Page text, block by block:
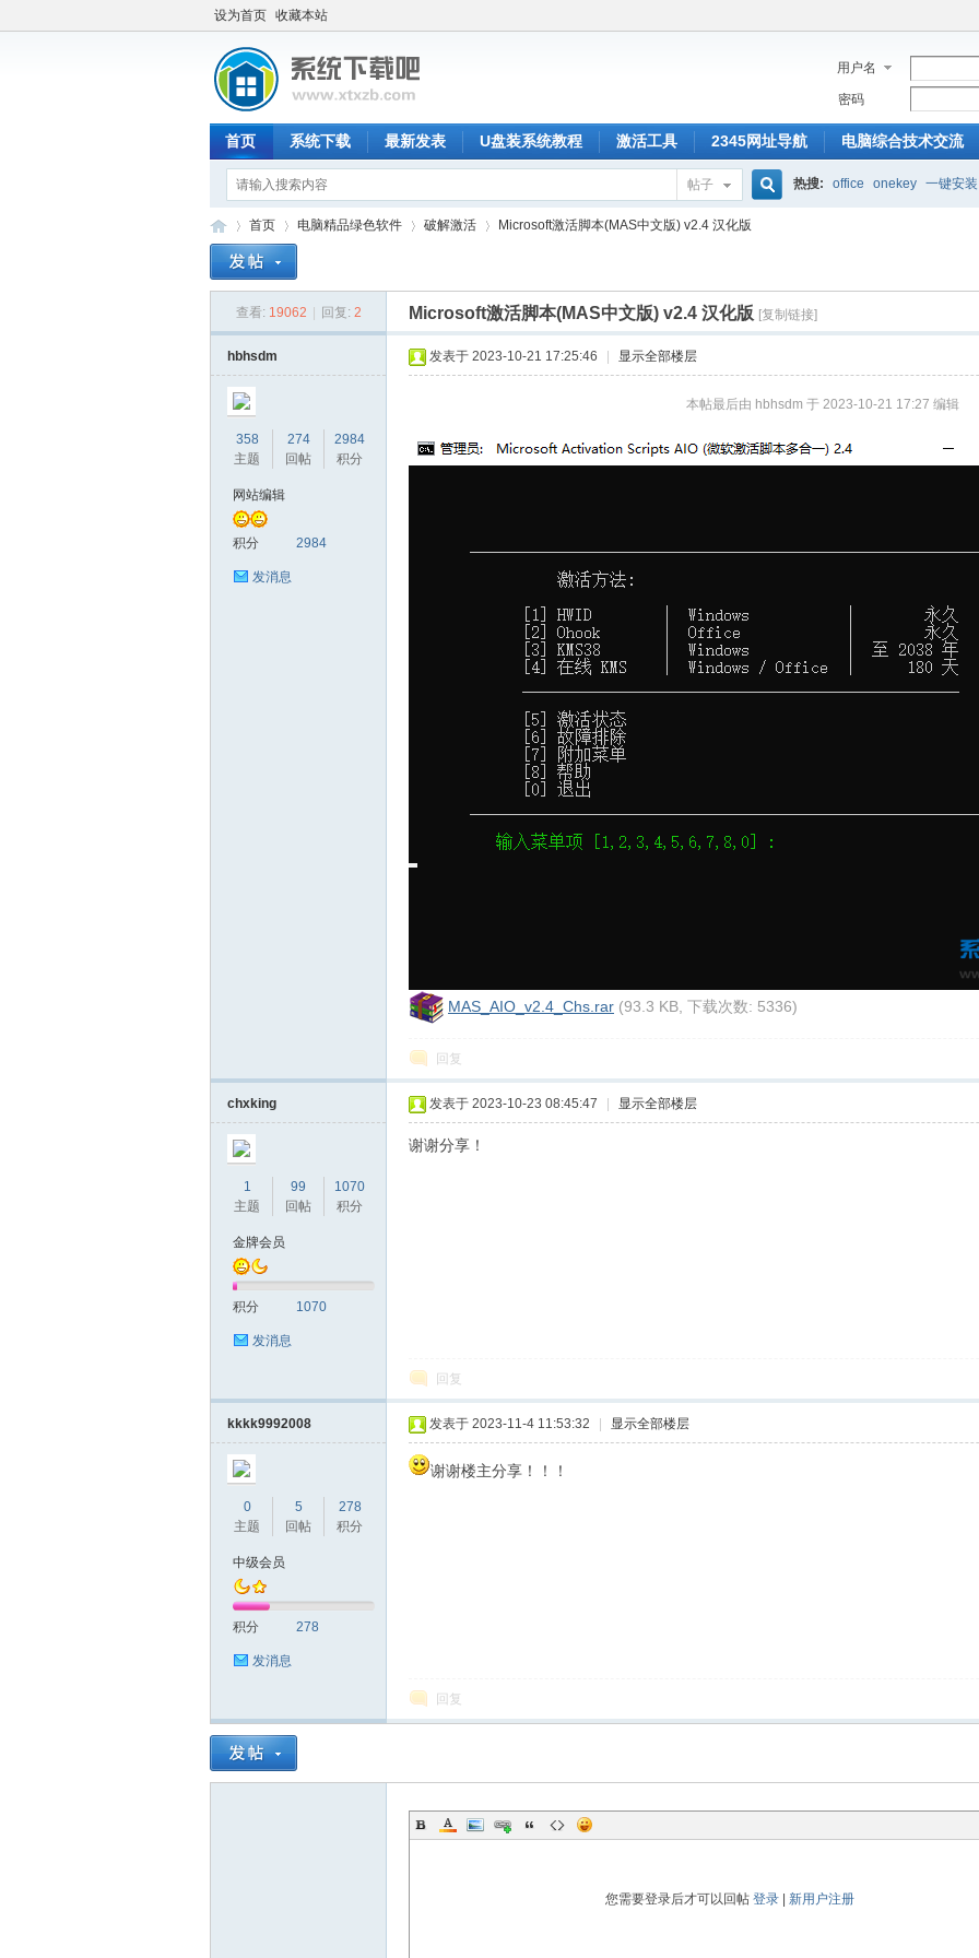
设为首页 收藏本站
用户名
密码
首页 系统下载 最新发表 U盘装系统教程 激活工具 2345网址导航 电脑综合技术交流
帖子
索
热搜: office onekey 一键安装
首页
›
电脑精品绿色软件 破解激活
›
Microsoft激活脚本(MAS中文版) v2.4 汉化版
查看: 19062 回复: 2 Microsoft激活脚本(MAS中文版) v2.4 汉化版 [复制链接]
hbhsdm
358
主题
274
回帖
2984
积分
网站编辑
积分 2984
发消息
发表于 2023-10-21 17:25:46 显示全部楼层
本帖最后由 hbhsdm 于 2023-10-21 17:27 编辑
MAS_AIO_v2.4_Chs.rar (93.3 KB, 下载次数: 5336)
回复
chxking
1
主题
99
回帖
1070
积分
金牌会员
积分 1070
发消息
发表于 2023-10-23 08:45:47 显示全部楼层
谢谢分享！
回复
kkkk9992008
0
主题
5
回帖
278
积分
中级会员
积分 278
发消息
发表于 2023-11-4 11:53:32 显示全部楼层
谢谢楼主分享！！！
回复
您需要登录后才可以回帖 登录| 新用户注册